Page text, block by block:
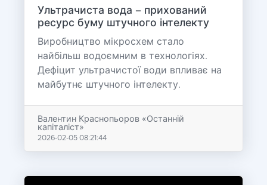
Ультрачиста вода – прихований
ресурс буму штучного інтелекту
Виробництво мікросхем стало
найбільш водоємним в технологіях.
Дефіцит ультрачистої води впливає на
майбутнє штучного інтелекту.
Валентин Краснопьоров «Останній
капіталіст»
2026-02-05 08:21:44